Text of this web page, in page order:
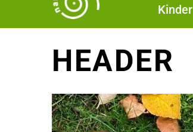
Kinder
HEADER